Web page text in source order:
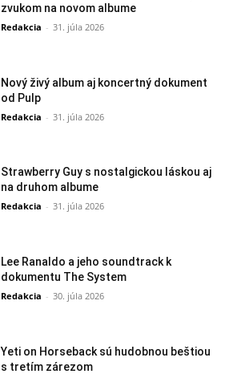
zvukom na novom albume
Redakcia - 31. júla 2026
Nový živý album aj koncertný dokument
od Pulp
Redakcia - 31. júla 2026
Strawberry Guy s nostalgickou láskou aj
na druhom albume
Redakcia - 31. júla 2026
Lee Ranaldo a jeho soundtrack k
dokumentu The System
Redakcia - 30. júla 2026
Yeti on Horseback sú hudobnou beštiou
s tretím zárezom